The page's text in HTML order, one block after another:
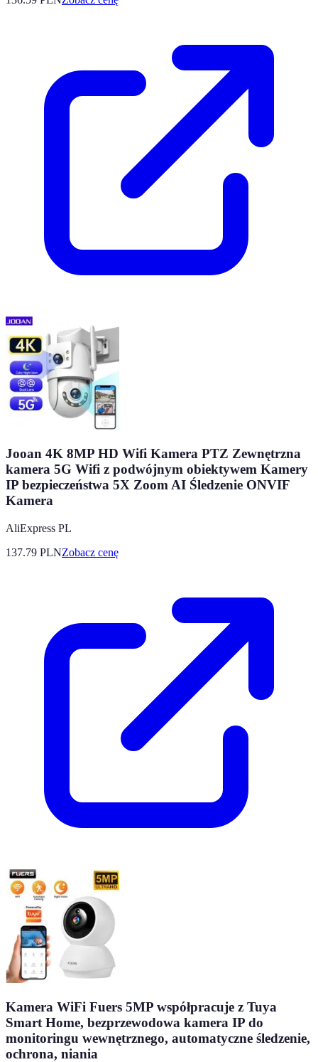
Jooan 4K 8MP HD Wifi Kamera PTZ Zewnętrzna
kamera 5G Wifi z podwójnym obiektywem Kamery
IP bezpieczeństwa 5X Zoom AI Śledzenie ONVIF
Kamera
AliExpress PL
137.79 PLNZobacz cenę
Kamera WiFi Fuers 5MP współpracuje z Tuya
Smart Home, bezprzewodowa kamera IP do
monitoringu wewnętrznego, automatyczne śledzenie,
ochrona, niania